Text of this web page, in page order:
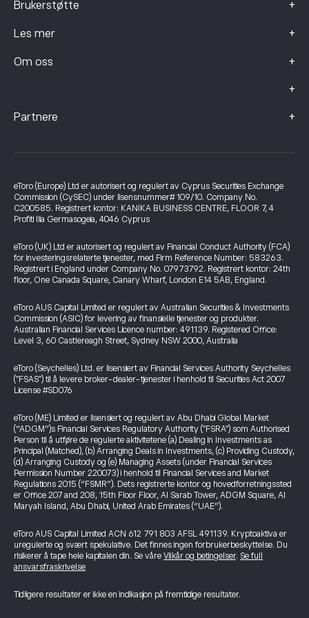
Brukerstøtte +
Les mer +
Om oss +
+
Partnere +
eToro (Europe) Ltd er autorisert og regulert av Cyprus Securities Exchange
Commission (CySEC) under lisensnummer# 109/10. Company No.
C200585. Registrert kontor: KANIKA BUSINESS CENTRE, FLOOR 7, 4
Profiti Ilia Germasogeia, 4046 Cyprus
eToro (UK) Ltd er autorisert og regulert av Financial Conduct Authority (FCA)
for investeringsrelaterte tjenester, med Firm Reference Number: 583263.
Registrert i England under Company No. 07973792. Registrert kontor: 24th
floor, One Canada Square, Canary Wharf, London E14 5AB, England.
eToro AUS Capital Limited er regulert av Australian Securities & Investments
Commission (ASIC) for levering av finansielle tjenester og produkter.
Australian Financial Services Licence number: 491139. Registered Office:
Level 3, 60 Castlereagh Street, Sydney NSW 2000, Australia
eToro (Seychelles) Ltd. er lisensiert av Financial Services Authority Seychelles
("FSAS") til å levere broker-dealer-tjenester i henhold til Securities Act 2007
License #SD076
eToro (ME) Limited er lisensiert og regulert av Abu Dhabi Global Market
(“ADGM”)s Financial Services Regulatory Authority ("FSRA") som Authorised
Person til å utføre de regulerte aktivitetene (a) Dealing in Investments as
Principal (Matched), (b) Arranging Deals in Investments, (c) Providing Custody,
(d) Arranging Custody og (e) Managing Assets (under Financial Services
Permission Number 220073) i henhold til Financial Services and Market
Regulations 2015 (“FSMR”). Dets registrerte kontor og hovedforretningssted
er Office 207 and 208, 15th Floor Floor, Al Sarab Tower, ADGM Square, Al
Maryah Island, Abu Dhabi, United Arab Emirates (“UAE”).
eToro AUS Capital Limited ACN 612 791 803 AFSL 491139. Kryptoaktiva er
uregulerte og svært spekulative. Det finnes ingen forbrukerbeskyttelse. Du
risikerer å tape hele kapitalen din. Se våre Vilkår og betingelser. Se full
ansvarsfraskrivelse
Tidligere resultater er ikke en indikasjon på fremtidige resultater.